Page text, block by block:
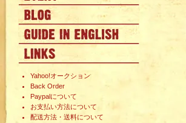
Yahoo!オークション
Back Order
Paypalについて
お支払い方法について
配送方法・送料について